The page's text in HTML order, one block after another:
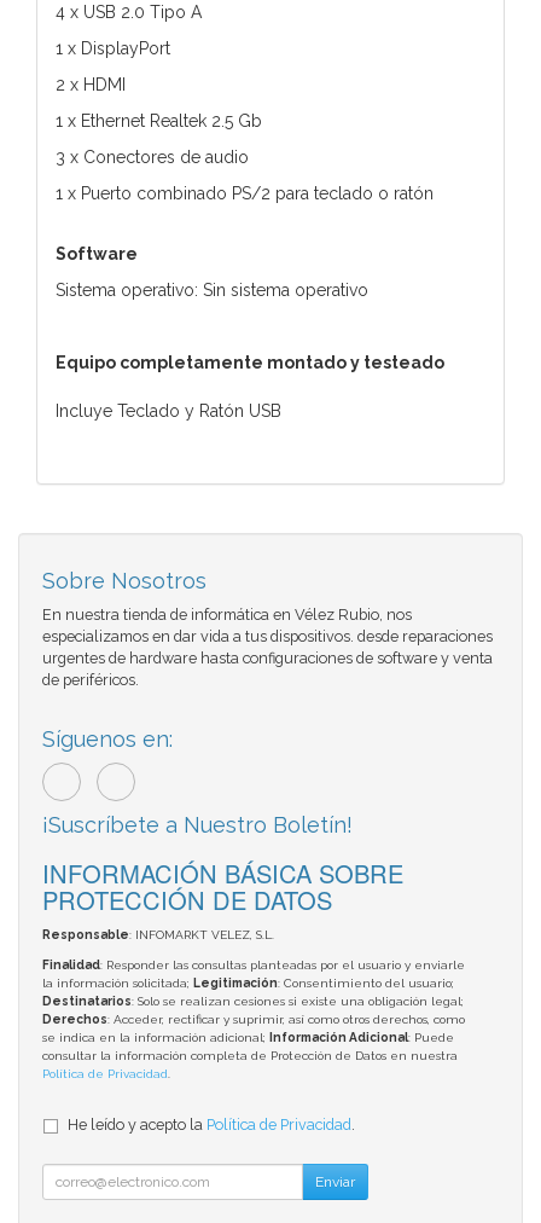
4 x USB 2.0 Tipo A
1 x DisplayPort
2 x HDMI
1 x Ethernet Realtek 2.5 Gb
3 x Conectores de audio
1 x Puerto combinado PS/2 para teclado o ratón
Software
Sistema operativo: Sin sistema operativo
Equipo completamente montado y testeado
Incluye Teclado y Ratón USB
Sobre Nosotros
En nuestra tienda de informática en Vélez Rubio, nos
especializamos en dar vida a tus dispositivos. desde reparaciones
urgentes de hardware hasta configuraciones de software y venta
de periféricos.
Síguenos en:
¡Suscríbete a Nuestro Boletín!
INFORMACIÓN BÁSICA SOBRE
PROTECCIÓN DE DATOS
Responsable: INFOMARKT VELEZ, S.L.
Finalidad: Responder las consultas planteadas por el usuario y enviarle
la información solicitada; Legitimación: Consentimiento del usuario;
Destinatarios: Solo se realizan cesiones si existe una obligación legal;
Derechos: Acceder, rectificar y suprimir, así como otros derechos, como
se indica en la información adicional;
Información Adicional: Puede
consultar la información completa de Protección de Datos en nuestra
Política de Privacidad
He leído y acepto la Política de Privacidad
Enviar